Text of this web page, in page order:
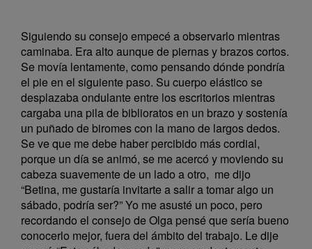
Siguiendo su consejo empecé a observarlo mientras
caminaba. Era alto aunque de piernas y brazos cortos.
Se movía lentamente, como pensando dónde pondría
el pie en el siguiente paso. Su cuerpo elástico se
desplazaba ondulante entre los escritorios mientras
cargaba una pila de biblioratos en un brazo y sostenía
un puñado de biromes con la mano de largos dedos.
Se ve que me debe haber percibido más cordial,
porque un día se animó, se me acercó y moviendo su
cabeza suavemente de un lado a otro, me dijo
“Betina, me gustaría invitarte a salir a tomar algo un
sábado, podría ser?” Yo me asusté un poco, pero
recordando el consejo de Olga pensé que sería bueno
conocerlo mejor, fuera del ámbito del trabajo. Le dije